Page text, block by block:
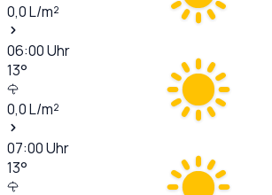
0,0L/m²
06:00Uhr
13°
0,0L/m²
07:00Uhr
13°